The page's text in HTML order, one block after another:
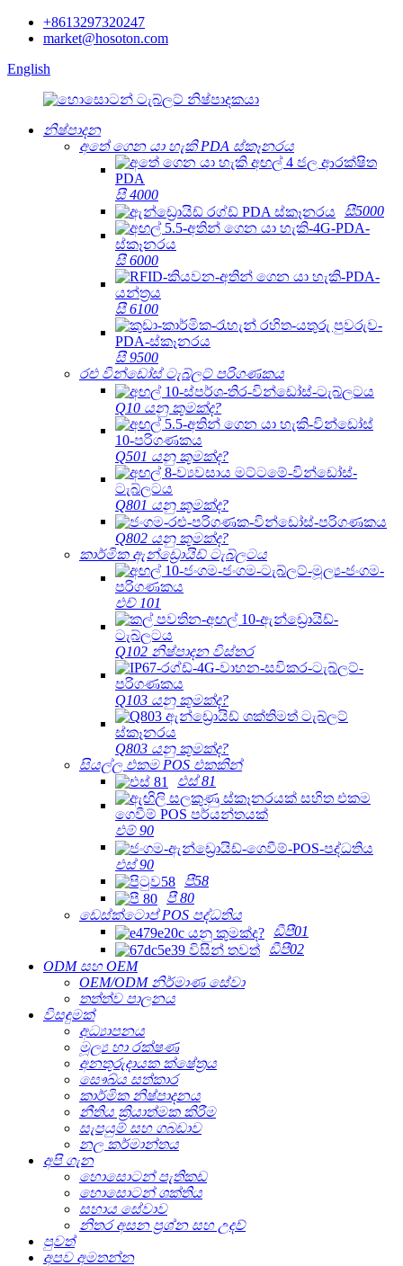
+8613297320247
market@hosoton.com
English
නිෂ්පාදන
අතේ ගෙන යා හැකි PDA ස්කෑනරය
සී 4000
සී5000
සී 6000
සී 6100
සී 9500
රළු වින්ඩෝස් ටැබ්ලට් පරිගණකය
Q10 යනු කුමක්ද?
Q501 යනු කුමක්ද?
Q801 යනු කුමක්ද?
Q802 යනු කුමක්ද?
කාර්මික ඇන්ඩ්‍රොයිඩ් ටැබ්ලටය
එච් 101
Q102 නිෂ්පාදන විස්තර
Q103 යනු කුමක්ද?
Q803 යනු කුමක්ද?
සියල්ල එකම POS එකකින්
එස් 81
එම් 90
එස් 90
පී58
පී 80
ඩෙස්ක්ටොප් POS පද්ධතිය
ඩීපී01
ඩීපී02
ODM සහ OEM
OEM/ODM නිර්මාණ සේවා
තත්ත්ව පාලනය
විසඳුමක්
අධ්‍යාපනය
මූල්‍ය හා රක්ෂණ
අනතුරුදායක ක්ෂේත්‍රය
සෞඛ්ය සත්කාර
කාර්මික නිෂ්පාදනය
නීතිය ක්‍රියාත්මක කිරීම
සැපයුම් සහ ගබඩාව
නල කර්මාන්තය
අපි ගැන
හොසොටන් පැතිකඩ
හොසොටන් ශක්තිය
සහාය සේවාව
නිතර අසන ප්‍රශ්න සහ උදව්
පුවත්
අපව අමතන්න